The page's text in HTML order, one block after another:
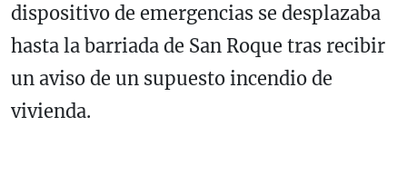
dispositivo de emergencias se desplazaba
hasta la barriada de San Roque tras recibir
un aviso de un supuesto incendio de
vivienda.